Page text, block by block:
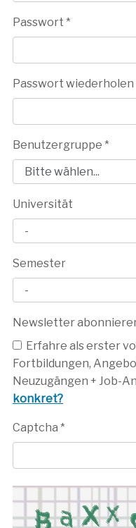
Passwort *
Passwort wiederholen
Benutzergruppe *
Universität
Semester
Newsletter
Fortbildungen,
Neuzugängen + Job-
konkret?
Captcha *